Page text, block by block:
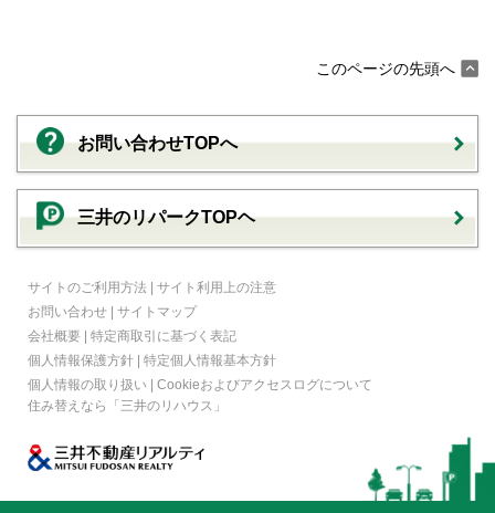
このページの先頭へ
お問い合わせTOPへ
三井のリパークTOPヘ
サイトのご利用方法 | サイト利用上の注意
お問い合わせ | サイトマップ
会社概要 | 特定商取引に基づく表記
個人情報保護方針 | 特定個人情報基本方針
個人情報の取り扱い | Cookieおよびアクセスログについて
住み替えなら
「三井のリハウス」